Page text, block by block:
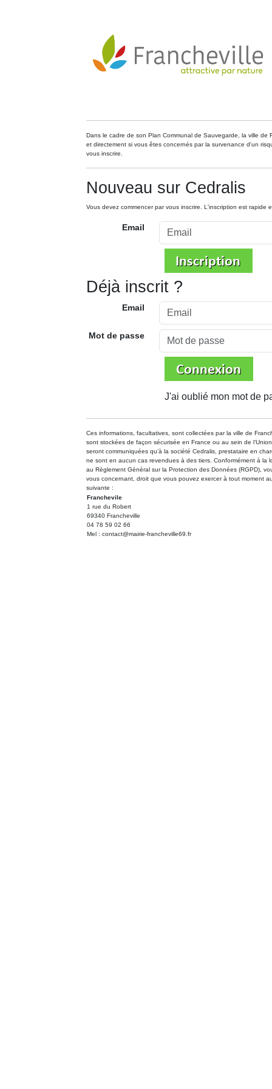
Dans le cadre de son Plan Communal de Sauvegarde, la ville
et directement si vous êtes concernés par la survenance d'un
vous inscrire.
Nouveau sur Cedralis
Vous devez commencer par vous inscrire. L'inscription est rapide
Email
Déjà inscrit ?
Email
Mot de passe
J'ai oublié mon mot de
Ces informations, facultatives, sont collectées par la ville de
sont stockées de façon sécurisée en France ou au sein de
seront communiquées qu’à la société Cedralis, prestataire en
ne sont en aucun cas revendues à des tiers. Conformément à la
au Règlement Général sur la Protection des Données (RGPD),
vous concernant, droit que vous pouvez exercer à tout moment
suivante :
Franchevile
1 rue du Robert
69340 Francheville
04 78 59 02 66
Mel : contact@mairie-francheville69.fr